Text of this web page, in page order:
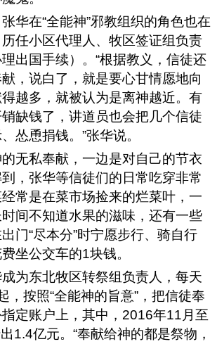
在“全能神”邪教组织的角色也在
任小区代理人、牧区签证组负责
出国手续）。“根据教义，信徒还
，说白了，就是要心甘情愿地向
越多，就被认为是离神越近。有
缺钱了，讲道员也会把几个信徒
怂恿捐钱。”张华说。
私奉献，一边是对自己的节衣
，张华等信徒们的日常吃穿非常
常是在菜市场捡来的烂菜叶，一
间不知道水果的滋味，还有一些
门“尽本分”时宁愿步行、骑自行
坐公交车的1块钱。
东北牧区转祭组负责人，每天
，按照“全能神的旨意”，把信徒奉
定账户上，其中，2016年11月至
1.4亿元。“奉献给神的都是祭物，